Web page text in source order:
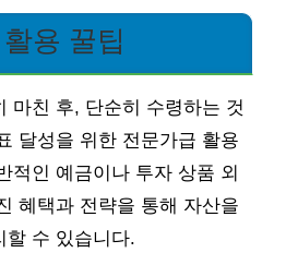
용 꿀팁
마친 후, 단순히 수령하는 것
달성을 위한 전문가급 활용
적인 예금이나 투자 상품 외
혜택과 전략을 통해 자산을
할 수 있습니다.